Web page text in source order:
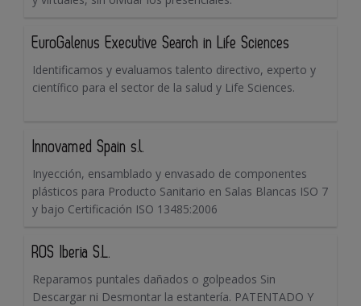
EuroGalenus Executive Search in Life Sciences
Identificamos y evaluamos talento directivo, experto y
científico para el sector de la salud y Life Sciences.
Innovamed Spain s.l.
Inyección, ensamblado y envasado de componentes
plásticos para Producto Sanitario en Salas Blancas ISO 7
y bajo Certificación ISO 13485:2006
ROS Iberia S.L.
Reparamos puntales dañados o golpeados Sin
Descargar ni Desmontar la estantería. PATENTADO Y